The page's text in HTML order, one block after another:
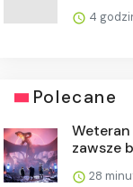
4
Polecane
zawsze
28